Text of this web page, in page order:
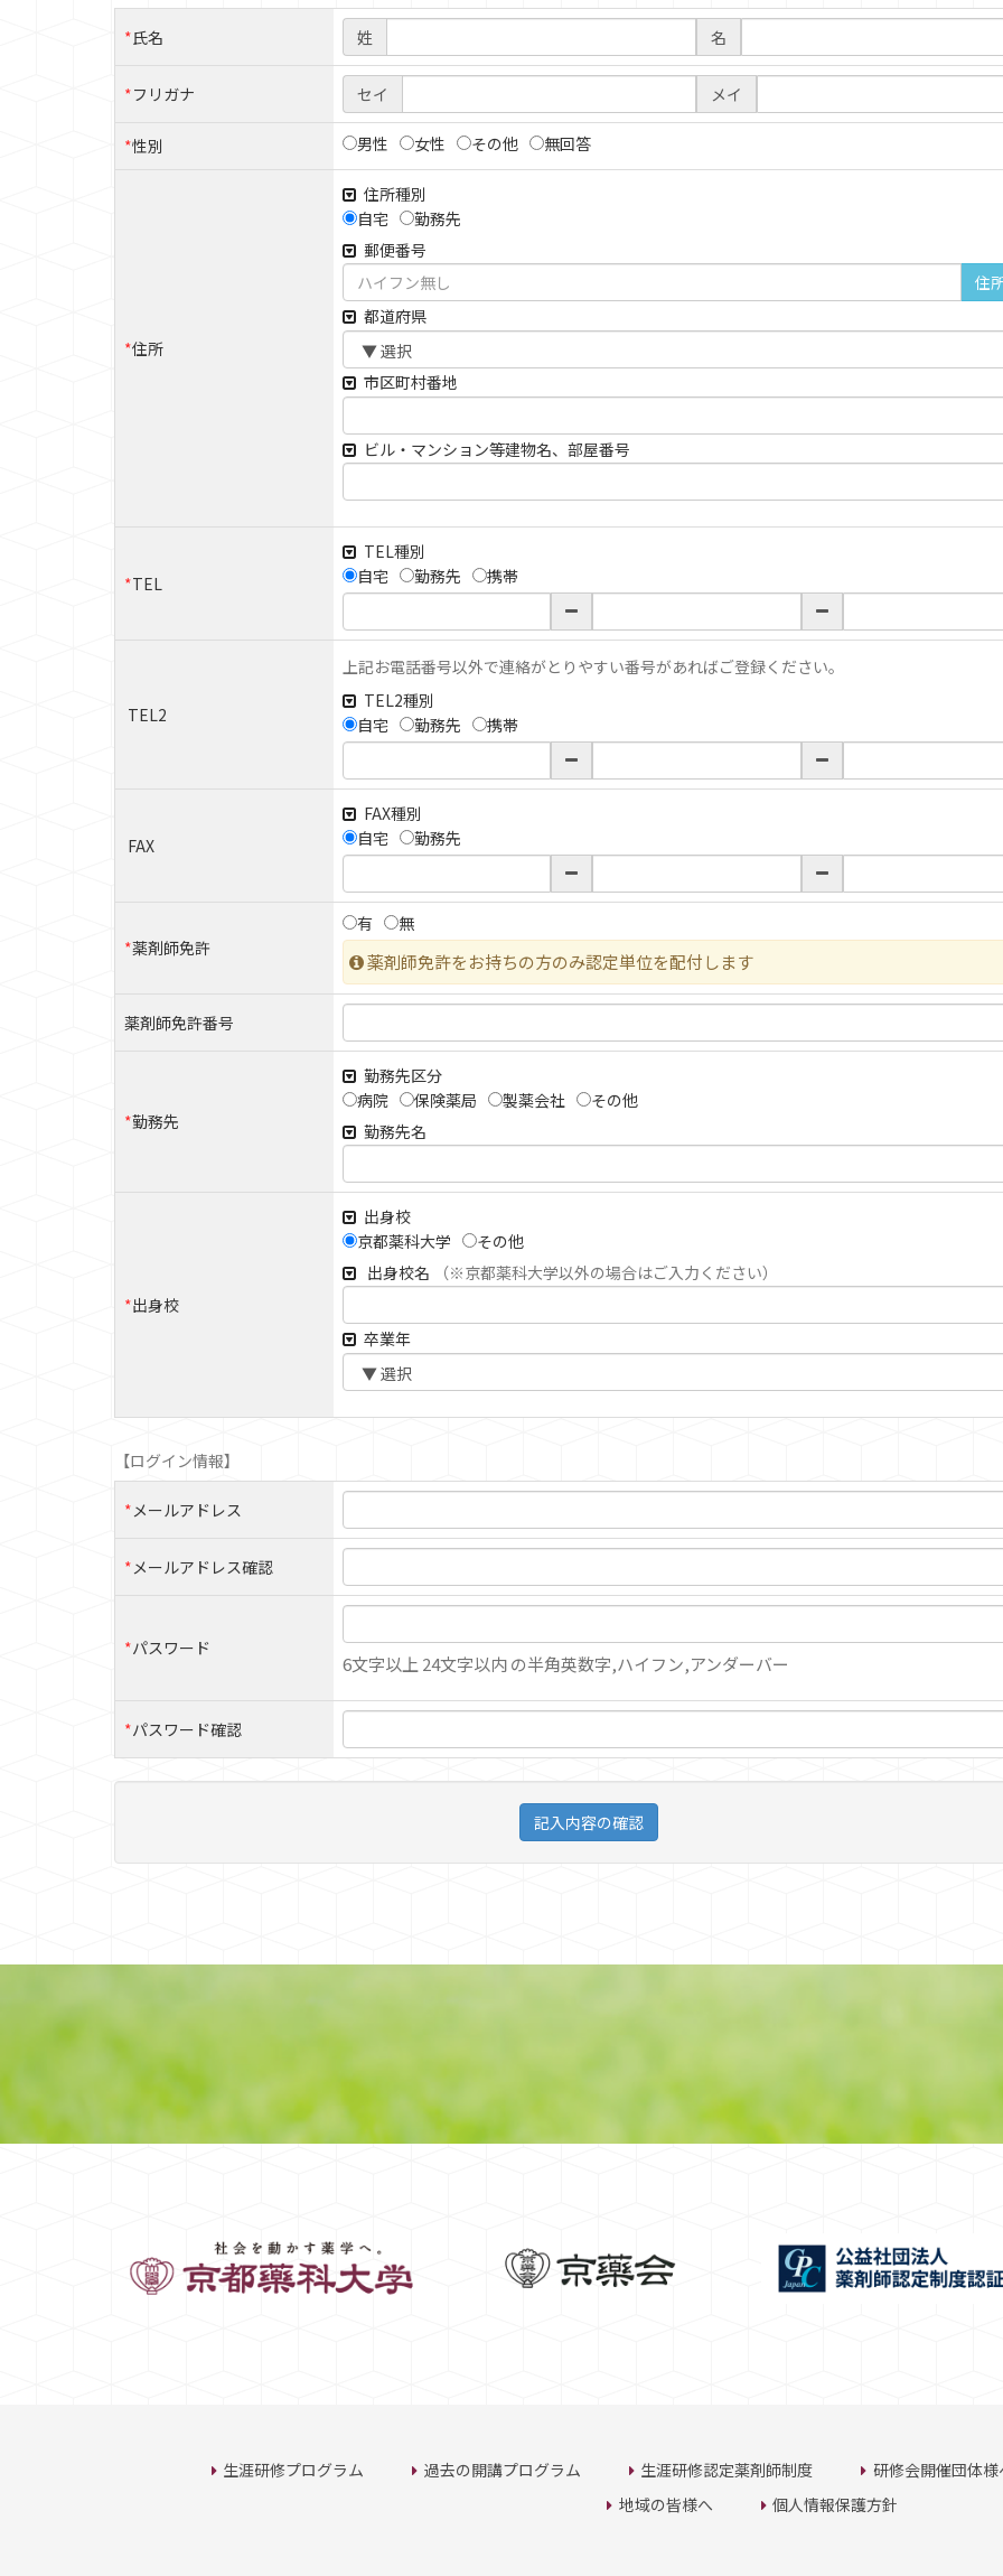
*氏名 姓 名
*フリガナ セイ メイ
*性別 男性 女性 その他 無回答
*住所
住所種別
自宅
勤務先
郵便番号
住
都道府県
市区町村番地
ビル・マンション等建物名、部屋番号
*TEL
TEL種別
自宅
勤務先 携帯
TEL2
上記お電話番号以外で連絡がとりやすい番号があればご登録ください。
TEL2種別
自宅
勤務先 携帯
FAX
FAX種別
自宅
勤務先
*薬剤師免許
有 無
薬剤師免許をお持ちの方のみ認定単位を配付します
薬剤師免許番号
*勤務先
勤務先区分
病院
保険薬局 製薬会社
その他
勤務先名
*出身校
出身校
京都薬科大学
その他
出身校名
（※京都薬科大学以外の場合はご入力ください）
卒業年
【ログイン情報】
*メールアドレス
*メールアドレス確認
*パスワード
6文字以上 24文字以内 の半角英数字,ハイフン,アンダーバー
*パスワード確認
生涯研修プログラム 過去の開講プログラム 生涯研修認定薬剤師制度
研修会開催団体様
地域の皆様へ
個人情報保護方針